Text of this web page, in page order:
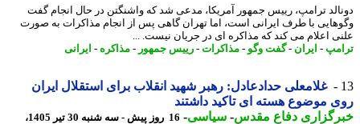
ترامپ، رییس جمهور آمریکا، مدعی شد که واشنگتن در حال انجام گفت
با طرف ایرانی است، اما تهران گاهی پس از انجام مذاکرات به صورت
اعلام می کند که مذاکره ای در جریان نیست. ...
-ایران - گفت وگو-مذاکرات- رییس جمهور-مذاکره -ایرانی
غلامعلی حدادعادل: رهبر شهید انقلاب برای استقلال ایران
موضوع هسته ای تاکید داشتند
دفاع مقدس-سیاسی-
16 روز پیش - سه شنبه 30 تیر 1405،